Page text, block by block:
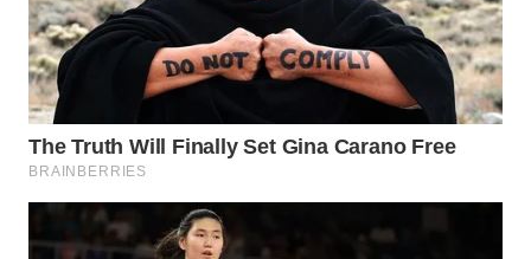
WN
KEPULAUAN
WN
TANGERANG
WN